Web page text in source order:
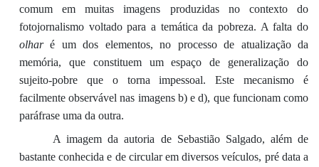
comum em muitas imagens produzidas no contexto do
fotojornalismo voltadopara a temática da pobreza. A falta do
olhar é um dos elementos, no processo de atualização da
memória, que constituemum espaço de generalização do
sujeito-pobre que o torna impessoal. Este mecanismo é
facilmente observável nas imagens b) e d), que funcionamcomo
paráfrase uma da outra.
A imagem da autoria de Sebastião Salgado, além de
bastante conhecida e de circularem diversos veículos, prédata a